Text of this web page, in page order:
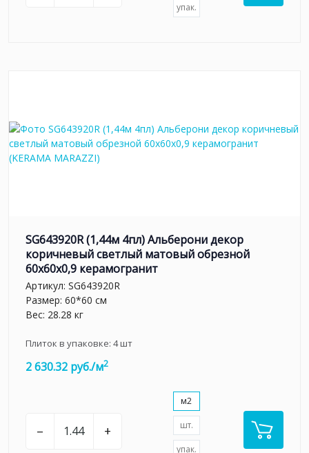
упак.
SG643920R (1,44м 4пл) Альберони декор
коричневый светлый матовый обрезной
60x60x0,9 керамогранит
Артикул: SG643920R
Размер: 60*60 см
Вес: 28.28 кг
Плиток в упаковке: 4шт
2 630.32 руб./м2
– +
м2
шт.
упак.